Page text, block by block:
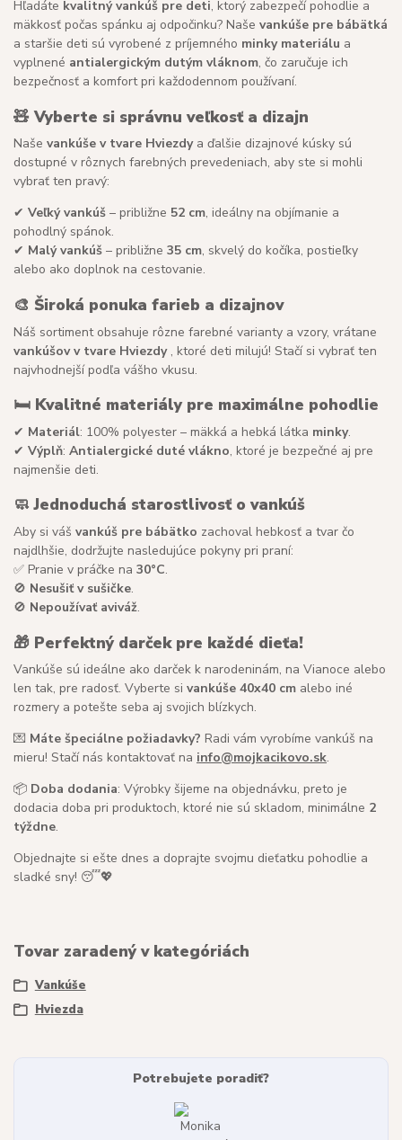
Hľadáte kvalitný vankúš pre deti, ktorý zabezpečí pohodlie a
mäkkosť počas spánku aj odpočinku? Naše vankúše pre bábätká
a staršie deti sú vyrobené z príjemného minky materiálu a
vyplnené antialergickým dutým vláknom, čo zaručuje ich
bezpečnosť a komfort pri každodennom používaní.
🧸Vyberte si správnu veľkosť a dizajn
Naše vankúše v tvare Hviezdya ďalšie dizajnové kúsky sú
dostupné v rôznych farebných prevedeniach, aby ste si mohli
vybrať ten pravý:
✔ Veľký vankúš – približne 52 cm, ideálny na objímanie a
pohodlný spánok.
✔ Malý vankúš – približne 35 cm, skvelý do kočíka, postieľky
alebo ako doplnok na cestovanie.
🎨 Široká ponuka farieb a dizajnov
Náš sortiment obsahuje rôzne farebné varianty a vzory, vrátane
vankúšov v tvare Hviezdy , ktoré deti milujú! Stačí si vybrať ten
najvhodnejší podľa vášho vkusu.
🛏 Kvalitné materiály pre maximálne pohodlie
✔ Materiál: 100% polyester – mäkká a hebká látka minky.
✔ Výplň: Antialergické duté vlákno, ktoré je bezpečné aj pre
najmenšie deti.
🧼Jednoduchá starostlivosť o vankúš
Aby si váš vankúš pre bábätko zachoval hebkosť a tvar čo
najdlhšie, dodržujte nasledujúce pokyny pri praní:
✅ Pranie v práčke na 30°C.
🚫 Nesušiť v sušičke.
🚫 Nepoužívať aviváž.
🎁 Perfektný darček pre každé dieťa!
Vankúše sú ideálne ako darček k narodeninám, na Vianoce alebo
len tak, pre radosť. Vyberte si vankúše 40x40 cm alebo iné
rozmery a potešte seba aj svojich blízkych.
💌 Máte špeciálne požiadavky? Radi vám vyrobíme vankúš na
mieru! Stačí nás kontaktovať na info@mojkacikovo.sk.
📦 Doba dodania: Výrobky šijeme na objednávku, preto je
dodacia doba pri produktoch, ktoré nie sú skladom, minimálne 2
týždne.
Objednajte si ešte dnes a doprajte svojmu dieťatku pohodlie a
sladké sny! 😴💖
Tovar zaradený v kategóriách
Vankúše
Hviezda
Potrebujete poradiť?